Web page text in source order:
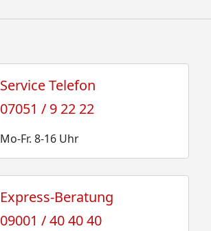
Service Telefon
07051 / 9 22 22
Mo-Fr. 8-16 Uhr
Express-Beratung
09001 / 40 40 40